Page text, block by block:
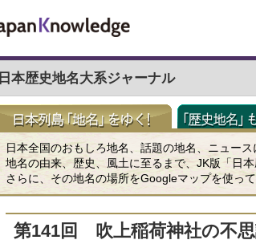
日本歴史地名大系ジャーナル
日本全国のおもしろ地名、話題の地名、ニュー
地名の由来、歴史、風土に至るまで、JK版「日
さらに、その地名の場所をGoogleマップを使っ
第141回 吹上稲荷神社の不思